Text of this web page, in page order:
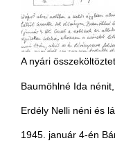
A nyári
Baumöhlné Ida
Erdély Nelli néni és
1945. január 4-én